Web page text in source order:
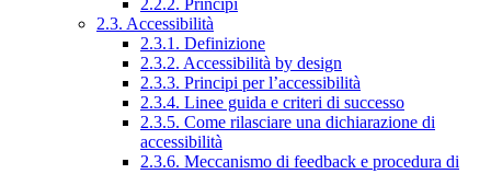
2.2.2. Principi
2.3. Accessibilità
2.3.1. Definizione
2.3.2. Accessibilità by design
2.3.3. Principi per l’accessibilità
2.3.4. Linee guida e criteri di successo
2.3.5. Come rilasciare una dichiarazione di
accessibilità
2.3.6. Meccanismo di feedback e procedura di